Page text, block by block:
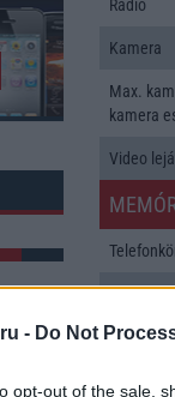
- Do Not
opt-out of the sale,
Rádió
Kamera
Max.
kamera
Video
Min.
Min.